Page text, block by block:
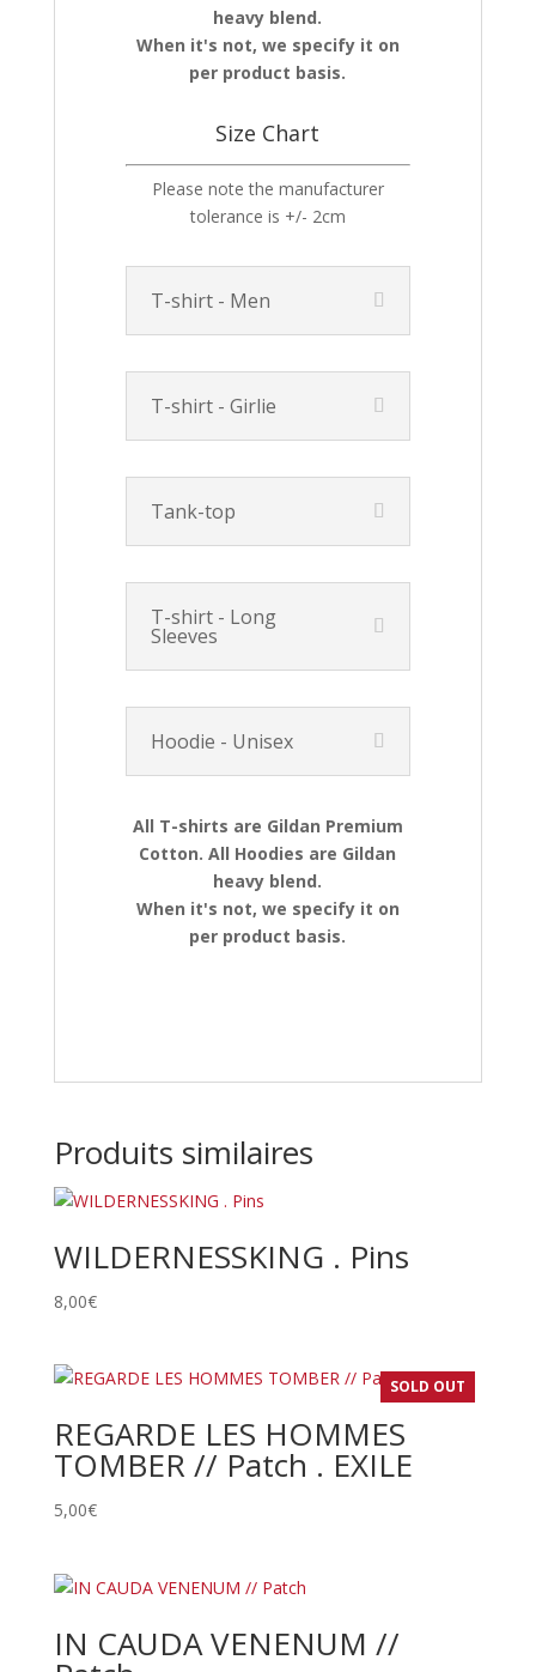
heavy blend.
When it's not, we specify it on
per product basis.
Size Chart
Please note the manufacturer
tolerance is +/- 2cm
T-shirt - Men
T-shirt - Girlie
Tank-top
T-shirt - Long
Sleeves
Hoodie - Unisex
All T-shirts are Gildan Premium
Cotton. All Hoodies are Gildan
heavy blend.
When it's not, we specify it on
per product basis.
Produits similaires
WILDERNESSKING . Pins
8,00€
SOLD OUT
REGARDE LES HOMMES
TOMBER // Patch . EXILE
5,00€
IN CAUDA VENENUM //